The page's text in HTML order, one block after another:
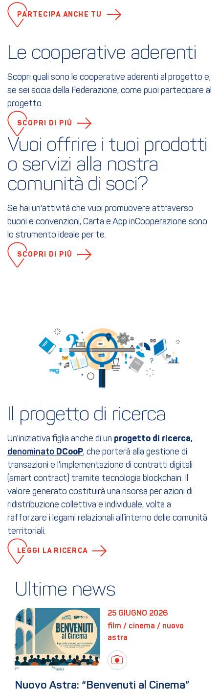
PARTECIPA ANCHE TU
Le cooperative aderenti
Scopri quali sono le cooperative aderenti al progetto e,
se sei socia della Federazione, come puoi partecipare al
progetto.
SCOPRI DI PIÙ
Vuoi offrire i tuoi prodotti
o servizi alla nostra
comunità di soci?
Se hai un'attività che vuoi promuovere attraverso
buoni e convenzioni, Carta e App inCooperazione sono
lo strumento ideale per te.
SCOPRI DI PIÙ
Il progetto di ricerca
Un'iniziativa figlia anche di un progetto di ricerca,
denominato DCooP, che porterà alla gestione di
transazioni e l'implementazione di contratti digitali
(smart contract) tramite tecnologia blockchain. Il
valore generato costituirà una risorsa per azioni di
ridistribuzione collettiva e individuale, volta a
rafforzare i legami relazionali all’interno delle comunità
territoriali.
LEGGI LA RICERCA
Ultime news
25 GIUGNO 2026
film / cinema / nuovo
astra
Nuovo Astra: “Benvenuti al Cinema”